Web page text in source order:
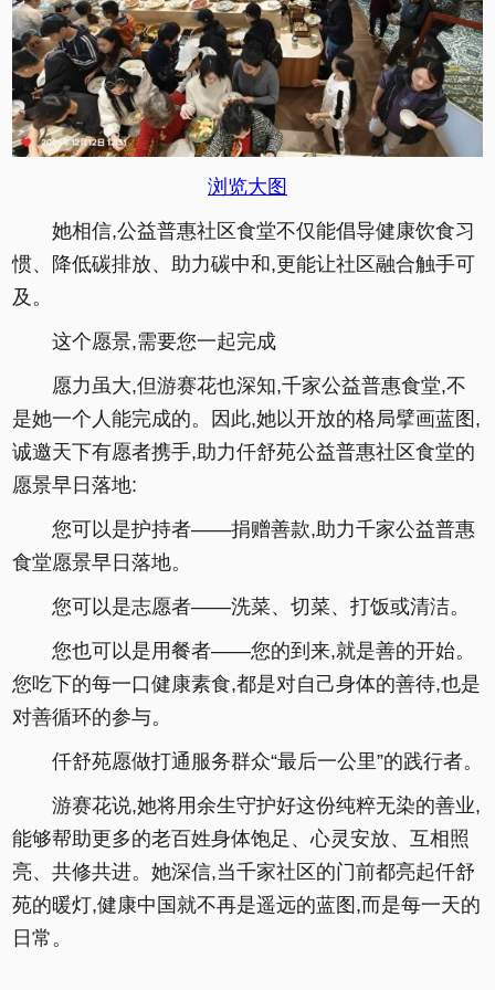
浏览大图
她相信,公益普惠社区食堂不仅能倡导健康饮食习
惯、降低碳排放、助力碳中和,更能让社区融合触手可
及。
这个愿景,需要您一起完成
愿力虽大,但游赛花也深知,千家公益普惠食堂,不
是她一个人能完成的。因此,她以开放的格局擘画蓝图,
诚邀天下有愿者携手,助力仟舒苑公益普惠社区食堂的
愿景早日落地:
您可以是护持者——捐赠善款,助力千家公益普惠
食堂愿景早日落地。
您可以是志愿者——洗菜、切菜、打饭或清洁。
您也可以是用餐者——您的到来,就是善的开始。
您吃下的每一口健康素食,都是对自己身体的善待,也是
对善循环的参与。
仟舒苑愿做打通服务群众“最后一公里”的践行者。
游赛花说,她将用余生守护好这份纯粹无染的善业,
能够帮助更多的老百姓身体饱足、心灵安放、互相照
亮、共修共进。她深信,当千家社区的门前都亮起仟舒
苑的暖灯,健康中国就不再是遥远的蓝图,而是每一天的
日常。